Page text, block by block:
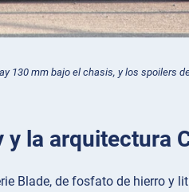
130 mm bajo el chasis, y los spoilers
la arquitectura
Blade, de fosfato de hierro y